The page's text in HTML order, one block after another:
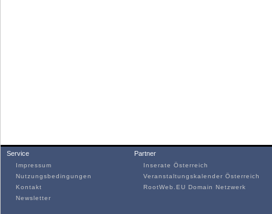
Service
Impressum
Nutzungsbedingungen
Kontakt
Newsletter
Partner
Inserate Österreich
Veranstaltungskalender Österreich
RootWeb.EU Domain Netzwerk